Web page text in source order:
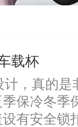
载杯
，真的是
保冷冬季
有安全锁